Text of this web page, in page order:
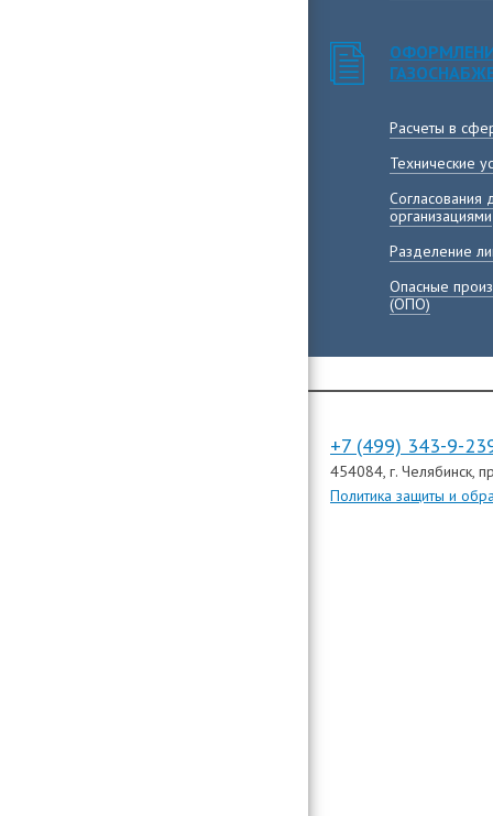
Расчеты в
Технические
Согласования
организациями
Разделение
Опасные
(ОПО)
+7 (499) 343-9-
454084, г. Челябинск,
Политика защиты и